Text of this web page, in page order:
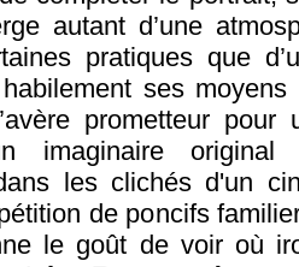
autant d’une
pratiques que
habilement ses
prometteur
imaginaire
les clichés d'un
de poncifs
le goût de voir où